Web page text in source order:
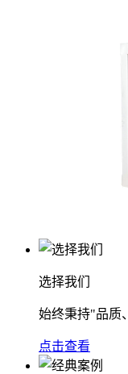
选择我们
始终秉持"品质
点击查看